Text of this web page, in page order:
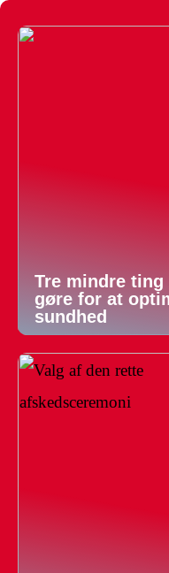
Tre mindre ting
gøre for at
sundhed